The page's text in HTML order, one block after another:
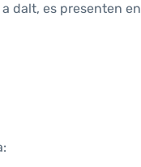
dalt, es presenten en